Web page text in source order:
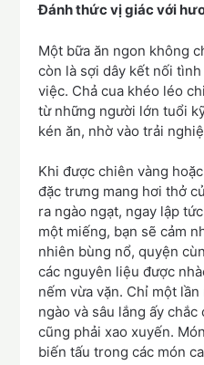
Đánh thức vị giác với
Một bữa ăn ngon không
còn là sợi dây kết nối
việc. Chả cua khéo léo
từ những người lớn tuổi
kén ăn, nhờ vào trải
Khi được chiên vàng
đặc trưng mang hơi thở
ra ngào ngạt, ngay lập
một miếng, bạn sẽ cảm
nhiên bùng nổ, quyện
các nguyên liệu được
nếm vừa vặn. Chỉ một
ngào và sâu lắng ấy
cũng phải xao xuyến.
biến tấu trong các món